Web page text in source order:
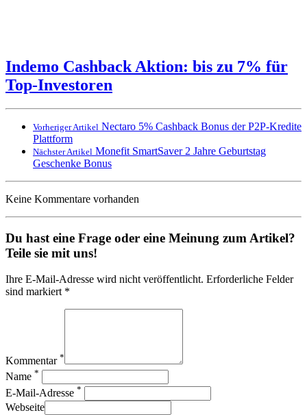
Indemo Cashback Aktion: bis zu 7% für
Top-Investoren
Vorheriger Artikel Nectaro 5% Cashback Bonus der P2P-Kredite
Plattform
Nächster Artikel Monefit SmartSaver 2 Jahre Geburtstag
Geschenke Bonus
Keine Kommentare vorhanden
Du hast eine Frage oder eine Meinung zum Artikel?
Teile sie mit uns!
Ihre E-Mail-Adresse wird nicht veröffentlicht. Erforderliche Felder
sind markiert *
Kommentar *
Name *
E-Mail-Adresse *
Webseite